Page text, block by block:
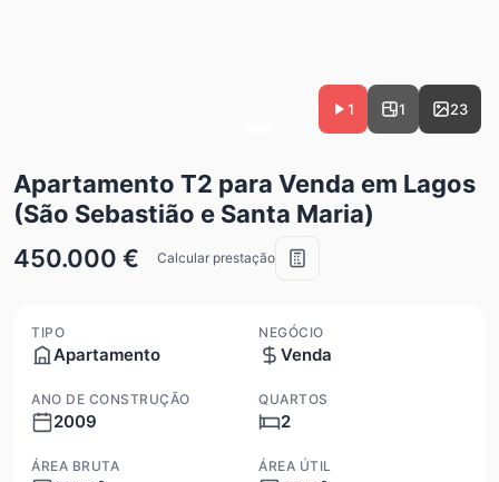
1 1 23
Apartamento T2 para Venda em Lagos
(São Sebastião e Santa Maria)
450.000 €
Calcular prestação
TIPO
Apartamento
NEGÓCIO
Venda
ANO DE CONSTRUÇÃO
2009
QUARTOS
2
ÁREA BRUTA ÁREA ÚTIL